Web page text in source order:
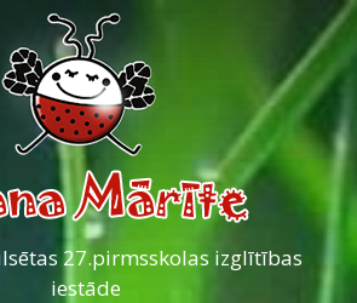
27.pirmsskolas izglītības
iestāde